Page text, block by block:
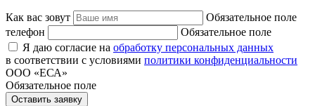
Как вас зовут
Обязательное поле
телефон
Обязательное поле
Я даю согласие на обработку персональных данных
в соответствии с условиями политики конфиденциальности
ООО «ЕСА»
Обязательное поле
Оставить заявку